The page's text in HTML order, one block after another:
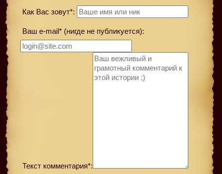
Как Вас зовут*:
Ваш e-mail* (нигде не публикуется):
Текст комментария*: